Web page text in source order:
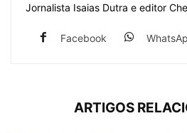
Jornalista Isaias Dutra e editor
Facebook
ARTIGOS